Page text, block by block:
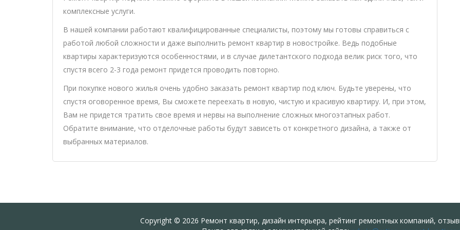
комплексные услуги.
В нашей компании работают квалифицированные специалисты, поэтому мы готовы справиться с
работой любой сложности и даже выполнить ремонт квартир в новостройке. Ведь подобные
квартиры характеризуются особенностями, и в случае дилетантского подхода велик риск того, что
спустя всего 2-3 года ремонт придется проводить повторно.
При покупке нового жилья очень удобно заказать ремонт квартир под ключ. Будьте уверены, что
спустя оговоренное время, Вы сможете переехать в новую, чистую и красивую квартиру. И, при этом,
Вам не придется тратить свое время и нервы на выполнение сложных многоэтапных работ.
Обратите внимание, что отделочные работы будут зависеть от конкретного дизайна, а также от
выбранных материалов.
Copyright © 2026 Ремонт квартир, дизайн интерьера, рейтинг ремонтных компаний,